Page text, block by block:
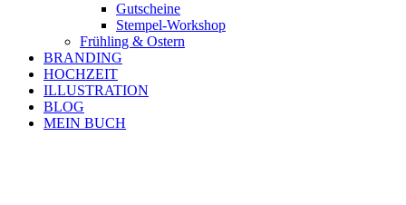
Gutscheine
Stempel-Workshop
Frühling & Ostern
BRANDING
HOCHZEIT
ILLUSTRATION
BLOG
MEIN BUCH